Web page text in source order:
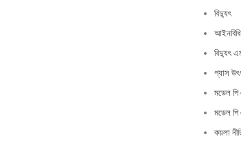
বিদ্যুৎ
আইনবিধি
বিদ্যুৎ
গ্যাস
মডেল
মডেল পি
কয়লা